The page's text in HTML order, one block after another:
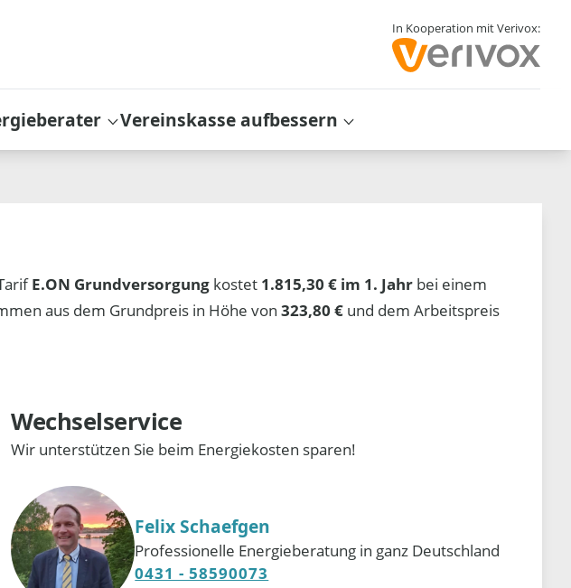
In Kooperation mit Verivox:
Vereinskasse aufbessern
E.ON Grundversorgung kostet 1.815,30 € im 1. Jahr bei einem
aus dem Grundpreis in Höhe von323,80 € und dem Arbeitspreis
Wechselservice
Wir unterstützen Sie beim Energiekosten sparen!
Felix Schaefgen
Professionelle Energieberatung in ganz Deutschland
0431 - 58590073